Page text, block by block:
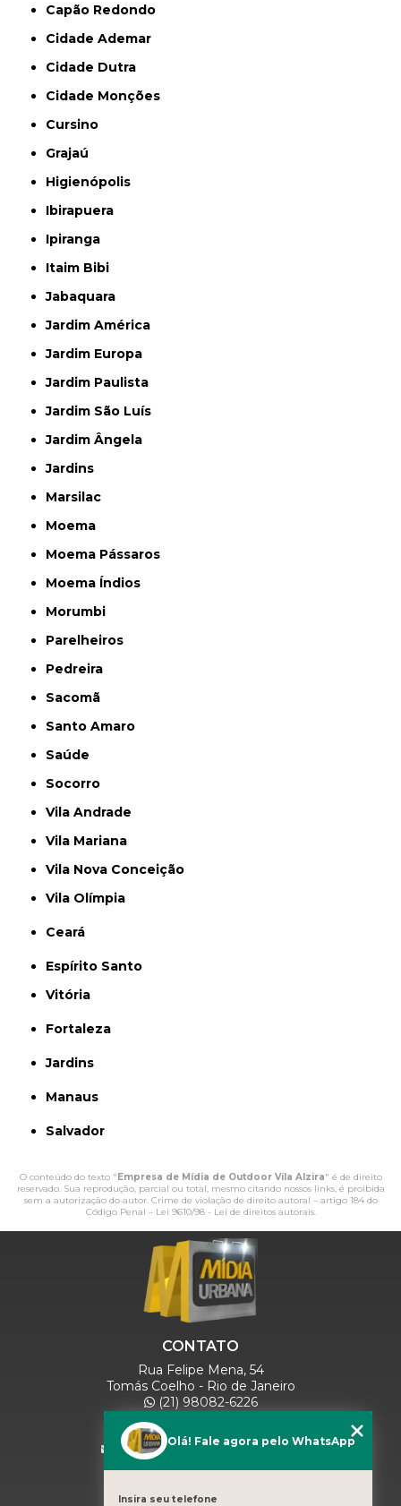
Capão Redondo
Cidade Ademar
Cidade Dutra
Cidade Monções
Cursino
Grajaú
Higienópolis
Ibirapuera
Ipiranga
Itaim Bibi
Jabaquara
Jardim América
Jardim Europa
Jardim Paulista
Jardim São Luís
Jardim Ângela
Jardins
Marsilac
Moema
Moema Pássaros
Moema Índios
Morumbi
Parelheiros
Pedreira
Sacomã
Santo Amaro
Saúde
Socorro
Vila Andrade
Vila Mariana
Vila Nova Conceição
Vila Olímpia
Ceará
Espírito Santo
Vitória
Fortaleza
Jardins
Manaus
Salvador
O conteúdo do texto "Empresa de Mídia de Outdoor Vila Alzira" é de direito
reservado. Sua reprodução, parcial ou total, mesmo citando nossos links, é proibida
sem a autorização do autor. Crime de violação de direito autoral – artigo 184 do
Código Penal – Lei 9610/98 - Lei de direitos autorais.
CONTATO
Rua Felipe Mena, 54
Tomás Coelho - Rio de Janeiro
(21) 98082-6226
(11) 93071-5918
comercialmidiaurbana@gmail.com
Olá! Fale agora pelo WhatsApp
Insira seu telefone